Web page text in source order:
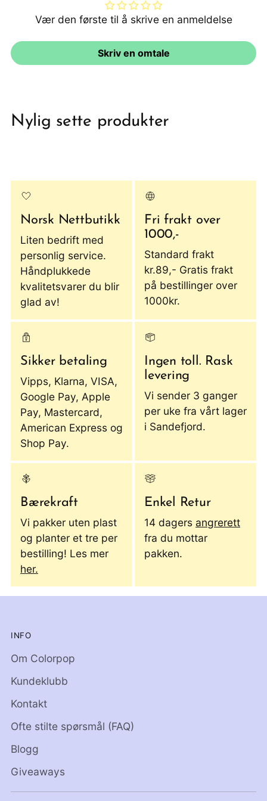
Vær den første til å skrive en anmeldelse
Skriv en omtale
Nylig sette produkter
Norsk Nettbutikk
Liten bedrift med
personlig service.
Håndplukkede
kvalitetsvarer du blir
glad av!
Fri frakt over
1000,-
Standard frakt
kr.89,- Gratis frakt
på bestillinger over
1000kr.
Sikker betaling
Vipps, Klarna, VISA,
Google Pay, Apple
Pay, Mastercard,
American Express og
Shop Pay.
Ingen toll. Rask
levering
Vi sender 3 ganger
per uke fra vårt lager
i Sandefjord.
Bærekraft
Vi pakker uten plast
og planter et tre per
bestilling! Les mer
her.
Enkel Retur
14 dagers angrerett
fra du mottar
pakken.
INFO
Om Colorpop
Kundeklubb
Kontakt
Ofte stilte spørsmål (FAQ)
Blogg
Giveaways